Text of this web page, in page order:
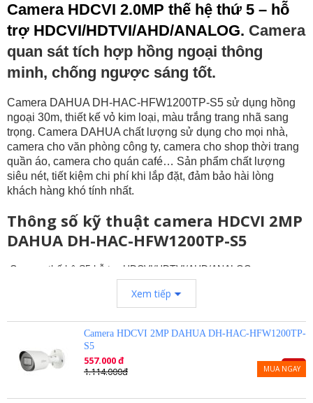
Camera HDCVI 2.0MP thế hệ thứ 5 – hỗ
trợ HDCVI/HDTVI/AHD/ANALOG. Camera
quan sát tích hợp hồng ngoại thông
minh, chống ngược sáng tốt.
Camera DAHUA DH-HAC-HFW1200TP-S5 sử dụng hồng
ngoại 30m, thiết kế vỏ kim loại, màu trắng trang nhã sang
trọng. Camera DAHUA chất lượng sử dụng cho mọi nhà,
camera cho văn phòng công ty, camera cho shop thời trang
quần áo, camera cho quán café… Sản phẩm chất lượng
siêu nét, tiết kiệm chi phí khi lắp đặt, đảm bảo hài lòng
khách hàng khó tính nhất.
Thông số kỹ thuật camera HDCVI 2MP
DAHUA DH-HAC-HFW1200TP-S5
Camera thế hệ S5 hỗ trợ HDCVI/HDTVI/AHD/ANALOG.
Độ phân giải 2MP kích thước 1/2.7”, 30fps@1080P
Độ nhạy sáng tối thiểu 0.02Lux@F1.85(0Lux IR LED on).
Thời gian thực không trễ hình.
Ống kính cố định 3.6mm.
Tầm xa hồng ngoại 30m với công nghệ hồng ngoại thông minh
Chế độ ngày đêm(ICR), tự động cân bằng trắng (AWB), tự động
bù sáng (AGC), chống ngược sáng(BLC), chống nhiễu (2D-DNR).
Xem tiếp
Camera HDCVI 2MP DAHUA DH-HAC-HFW1200TP-
S5
557.000 đ
1.114.000đ
-50%
MUA NGAY